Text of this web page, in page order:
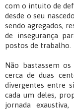
com o intuito de
desde o seu
sendo agregados,
de insegurança
postos de trabalho.
Não bastassem
cerca de duas
divergentes entre
cada um deles,
jornada